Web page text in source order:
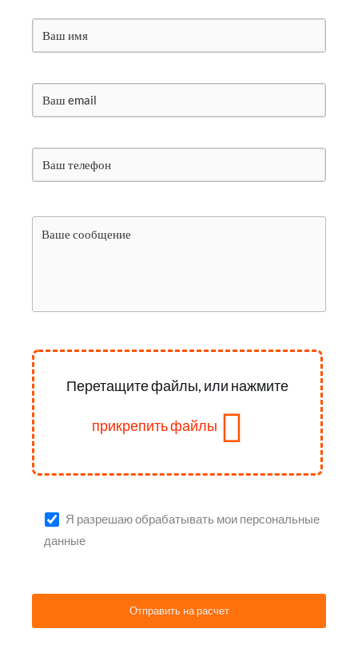
Перетащите файлы, или нажмите
прикрепить файлы
Я разрешаю обрабатывать мои персональные
данные